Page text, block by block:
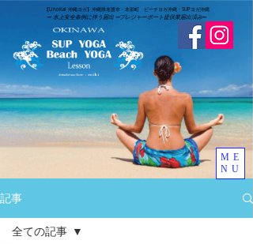
​【LinoKai 沖縄ヨガ】沖縄県名護市・本部町 ビーチヨガ沖縄・SUPヨガ沖縄
➖ 水上安全条例に伴う届出 ➖​プレジャーボート提供業届出済み➖
ME
NU
記事
全ての記事